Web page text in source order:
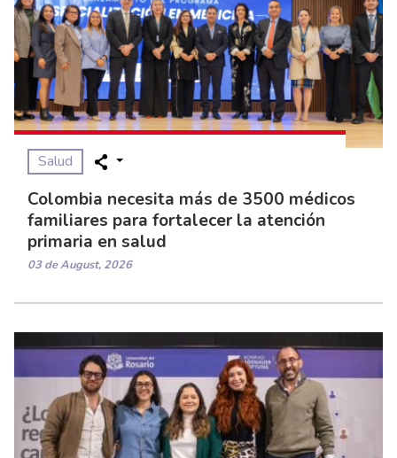
Salud
Colombia necesita más de 3500 médicos
familiares para fortalecer la atención
primaria en salud
03 de August, 2026